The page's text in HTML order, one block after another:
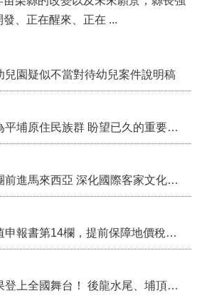
兒園疑似不當對待幼兒案件說明稿